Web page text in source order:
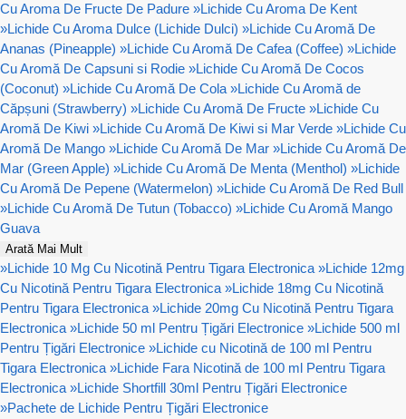
Cu Aroma De Fructe De Padure »Lichide Cu Aroma De Kent
»Lichide Cu Aroma Dulce (Lichide Dulci) »Lichide Cu Aromă De
Ananas (Pineapple) »Lichide Cu Aromă De Cafea (Coffee) »Lichide
Cu Aromă De Capsuni si Rodie »Lichide Cu Aromă De Cocos
(Coconut) »Lichide Cu Aromă De Cola »Lichide Cu Aromă de
Căpșuni (Strawberry) »Lichide Cu Aromă De Fructe »Lichide Cu
Aromă De Kiwi »Lichide Cu Aromă De Kiwi si Mar Verde »Lichide Cu
Aromă De Mango »Lichide Cu Aromă De Mar »Lichide Cu Aromă De
Mar (Green Apple) »Lichide Cu Aromă De Menta (Menthol) »Lichide
Cu Aromă De Pepene (Watermelon) »Lichide Cu Aromă De Red Bull
»Lichide Cu Aromă De Tutun (Tobacco) »Lichide Cu Aromă Mango
Guava
Arată Mai Mult
»Lichide 10 Mg Cu Nicotină Pentru Tigara Electronica »Lichide 12mg
Cu Nicotină Pentru Tigara Electronica »Lichide 18mg Cu Nicotină
Pentru Tigara Electronica »Lichide 20mg Cu Nicotină Pentru Tigara
Electronica »Lichide 50 ml Pentru Țigări Electronice »Lichide 500 ml
Pentru Țigări Electronice »Lichide cu Nicotină de 100 ml Pentru
Tigara Electronica »Lichide Fara Nicotină de 100 ml Pentru Tigara
Electronica »Lichide Shortfill 30ml Pentru Țigări Electronice
»Pachete de Lichide Pentru Țigări Electronice